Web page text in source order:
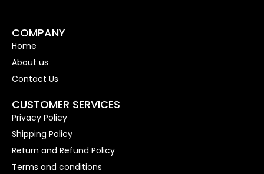
COMPANY
Home
About us
Contact Us
CUSTOMER SERVICES
Privacy Policy
Shipping Policy
Return and Refund Policy
Terms and conditions